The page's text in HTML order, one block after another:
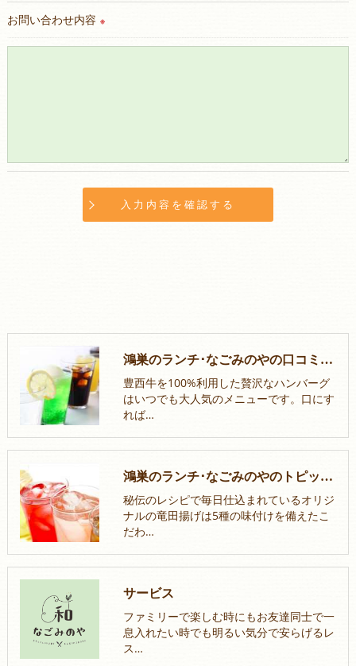
＜個人情報の開示･訂正・削除･利用停止の手続について＞
当店では、お客様の個人情報の開示･訂正･削除・利用停止の手
お問い合わせ内容 ※
鴻巣のランチ･なごみのやの口コミ情報
豊西牛を100%利用した贅沢なハンバーグ
はいつでも大人気のメニューです。口にす
れば…
鴻巣のランチ･なごみのやのトピックス
秘伝のレシピで毎日仕込まれているオリジ
ナルの竜田揚げは5種の味付けを備えたこ
だわ…
サービス
ファミリーで楽しむ時にもお友達同士で一
息入れたい時でも明るい気分で安らげるレ
ス…